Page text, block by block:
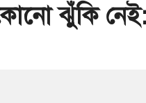
কোনো ঝুঁকি নেই: